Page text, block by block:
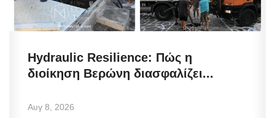
Hydraulic Resilience: Πώς η
διοίκηση Βερώνη διασφαλίζει...
Αυγ 8, 2026